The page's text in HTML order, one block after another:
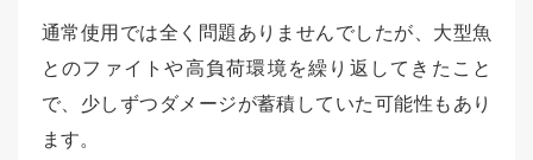
通常使用では全く問題ありませんでしたが、大型魚
とのファイトや高負荷環境を繰り返してきたこと
で、少しずつダメージが蓄積していた可能性もあり
ます。